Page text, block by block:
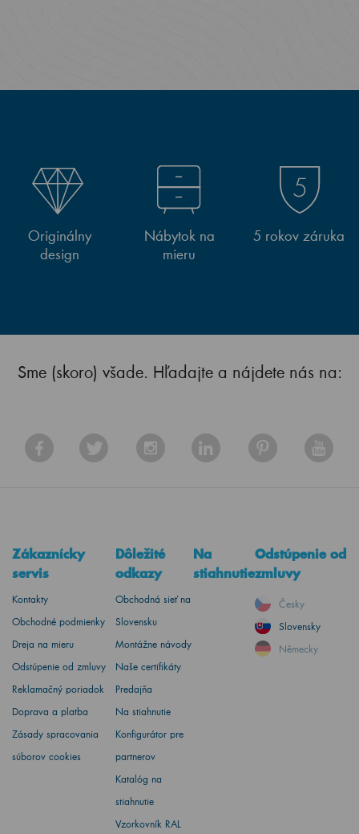
Originálny
design
Nábytok na
mieru
5 rokov záruka
Sme (skoro) všade. Hľadajte a nájdete nás na:
Zákaznícky
servis
Kontakty
Obchodné podmienky
Dreja na mieru
Odstúpenie od zmluvy
Reklamačný poriadok
Doprava a platba
Zásady spracovania
súborov cookies
Dôležité
odkazy
Obchodná sieť na
Slovensku
Montážne návody
Naše certifikáty
Predajňa
Na stiahnutie
Konfigurátor pre
partnerov
Katalóg na
stiahnutie
Vzorkovník RAL
Na
stiahnutie
Odstúpenie od
zmluvy
Česky
Slovensky
Německy